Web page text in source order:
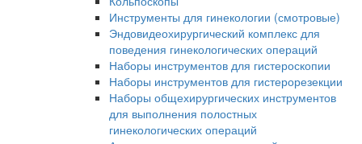
Инструменты для гинекологии (смотровые)
Эндовидеохирургический комплекс для
поведения гинекологических операций
Наборы инструментов для гистероскопии
Наборы инструментов для гистерорезекции
Наборы общехирургических инструментов
для выполнения полостных
гинекологических операций